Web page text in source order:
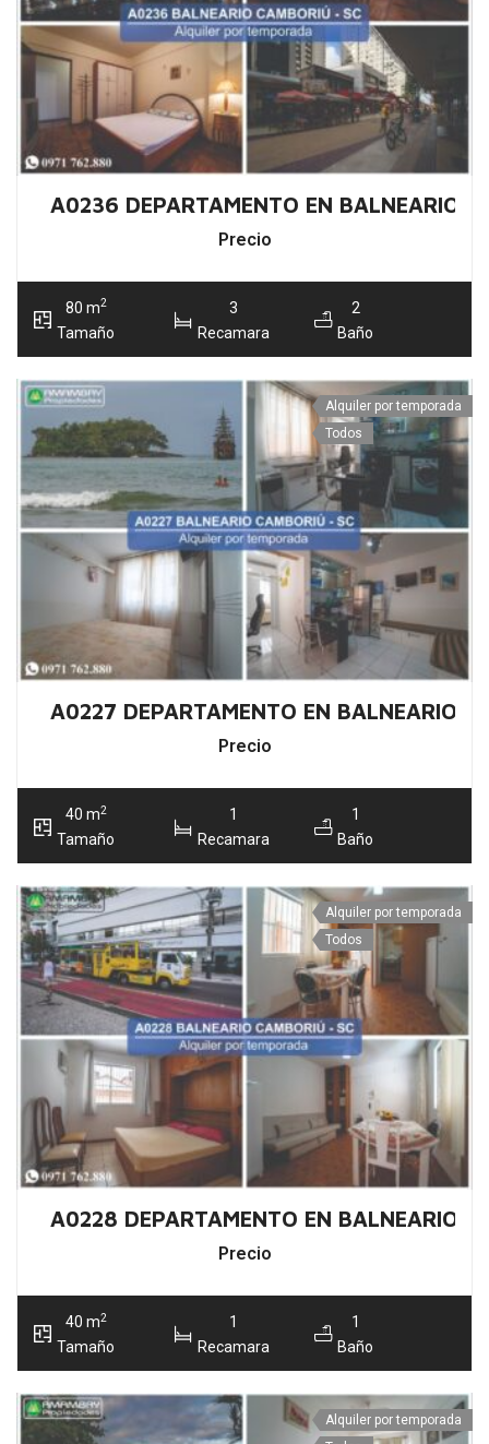
A0236 DEPARTAMENTO EN BALNEARIO
Precio
80 m2
Tamaño
3
Recamara
2
Baño
Alquiler por temporada
Todos
A0227 DEPARTAMENTO EN BALNEARIO
Precio
40 m2
Tamaño
1
Recamara
1
Baño
Alquiler por temporada
Todos
A0228 DEPARTAMENTO EN BALNEARIO
Precio
40 m2
Tamaño
1
Recamara
1
Baño
Alquiler por temporada